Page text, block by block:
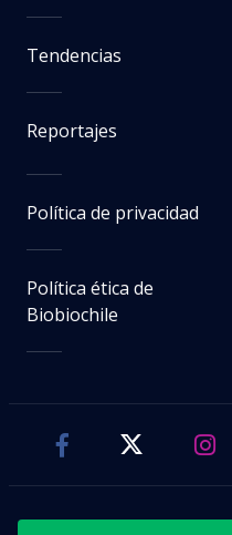
Tendencias
Reportajes
Política de privacidad
Política ética de
Biobiochile